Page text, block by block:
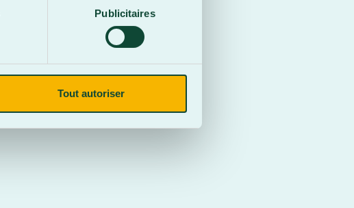
Publicitaires
Tout autoriser